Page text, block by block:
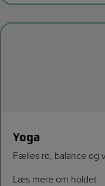
Yoga
Fælles ro, balance og
Læs mere om holdet